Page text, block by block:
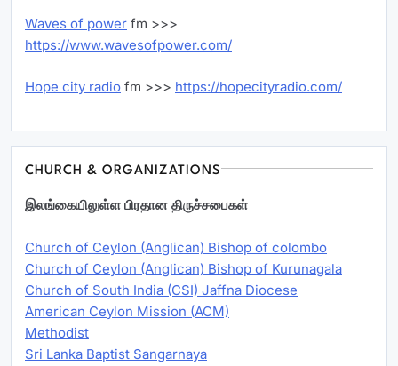
Waves of power fm >>>
https://www.wavesofpower.com/
Hope city radio fm >>> https://hopecityradio.com/
CHURCH & ORGANIZATIONS
இலங்கையிலுள்ள பிரதான திருச்சபைகள்
Church of Ceylon (Anglican) Bishop of colombo
Church of Ceylon (Anglican) Bishop of Kurunagala
Church of South India (CSI) Jaffna Diocese
American Ceylon Mission (ACM)
Methodist
Sri Lanka Baptist Sangarnaya